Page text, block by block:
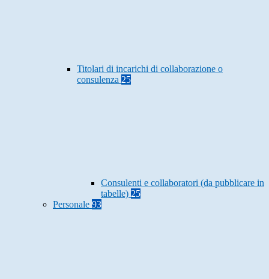
Titolari di incarichi di collaborazione o
consulenza 25
Consulenti e collaboratori (da pubblicare in
tabelle) 25
Personale 93